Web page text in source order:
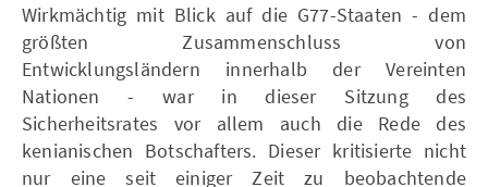
Wirkmächtig mit Blick auf die G77-Staaten - dem
größten Zusammenschluss von
Entwicklungsländern innerhalb der Vereinten
Nationen - war in dieser Sitzung des
Sicherheitsrates vor allem auch die Rede des
kenianischen Botschafters. Dieser kritisierte nicht
nur eine seit einiger Zeit zu beobachtende